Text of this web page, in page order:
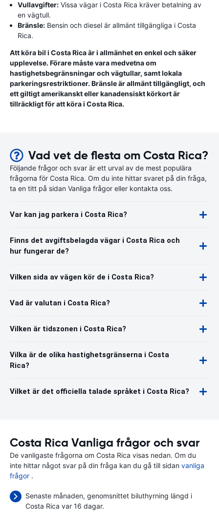
Vullavgifter: Vissa vägar i Costa Rica kräver betalning av
en vägtull.
Bränsle: Bensin och diesel är allmänt tillgängliga i Costa
Rica.
Att köra bil i Costa Rica är i allmänhet en enkel och säker
upplevelse. Förare måste vara medvetna om
hastighetsbegränsningar och vägtullar, samt lokala
parkeringsrestriktioner. Bränsle är allmänt tillgängligt, och
ett giltigt amerikanskt eller kanadensiskt körkort är
tillräckligt för att köra i Costa Rica.
Vad vet de flesta om Costa Rica?
Följande frågor och svar är ett urval av de mest populära
frågorna för Costa Rica. Om du inte hittar svaret på din fråga,
ta en titt på sidan Vanliga frågor eller kontakta oss.
Var kan jag parkera i Costa Rica?
Finns det avgiftsbelagda vägar i Costa Rica och
hur fungerar de?
Vilken sida av vägen kör de i Costa Rica?
Vad är valutan i Costa Rica?
Vilken är tidszonen i Costa Rica?
Vilka är de olika hastighetsgränserna i Costa
Rica?
Vilket är det officiella talade språket i Costa Rica?
Costa Rica Vanliga frågor och svar
De vanligaste frågorna om Costa Rica visas nedan. Om du
inte hittar något svar på din fråga kan du gå till sidan vanliga
frågor .
Senaste månaden, genomsnittet biluthyrning längd i
Costa Rica var 16 dagar.